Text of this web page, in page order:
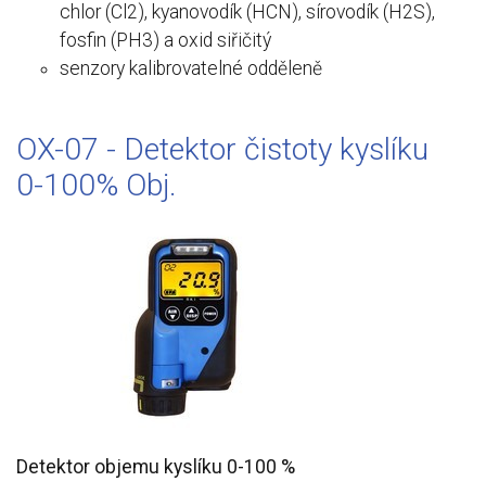
chlor (Cl2), kyanovodík (HCN), sírovodík (H2S),
fosfin (PH3) a oxid siřičitý
senzory kalibrovatelné odděleně
OX-07 - Detektor čistoty kyslíku
0-100% Obj.
Detektor objemu kyslíku 0-100 %